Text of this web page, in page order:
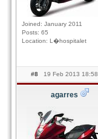
Joined: January 2011
Posts: 65
Location: L�hospitalet
#8 19 Feb 2013 18:58
agarres